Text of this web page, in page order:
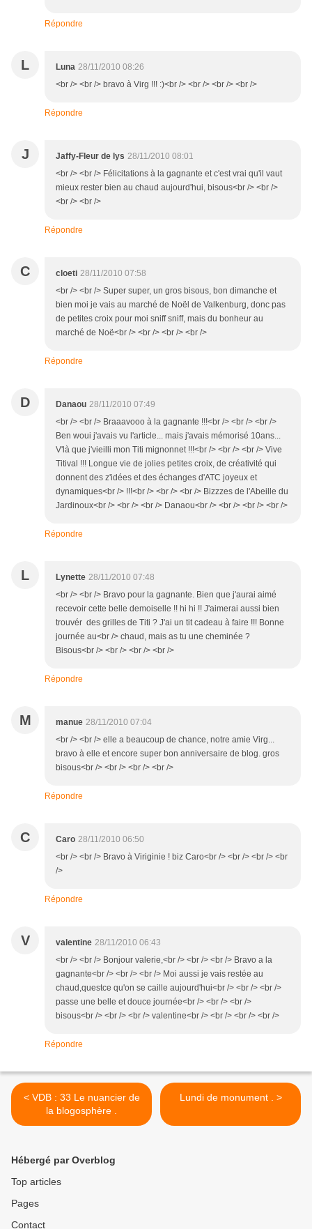
Répondre
L Luna 28/11/2010 08:26
<br /> <br /> bravo à Virg !!! :)<br /> <br /> <br /> <br />
Répondre
J Jaffy-Fleur de lys 28/11/2010 08:01
<br /> <br /> Félicitations à la gagnante et c'est vrai qu'il vaut
mieux rester bien au chaud aujourd'hui, bisous<br /> <br />
<br /> <br />
Répondre
C cloeti 28/11/2010 07:58
<br /> <br /> Super super, un gros bisous, bon dimanche et
bien moi je vais au marché de Noël de Valkenburg, donc pas
de petites croix pour moi sniff sniff, mais du bonheur au
marché de Noë<br /> <br /> <br /> <br />
Répondre
D Danaou 28/11/2010 07:49
<br /> <br /> Braaavooo à la gagnante !!!<br /> <br /> <br />
Ben woui j'avais vu l'article... mais j'avais mémorisé 10ans...
V'là que j'vieilli mon Titi mignonnet !!!<br /> <br /> <br /> Vive
Titival !!! Longue vie de jolies petites croix, de créativité qui
donnent des z'idées et des échanges d'ATC joyeux et
dynamiques<br /> !!!<br /> <br /> <br /> Bizzzes de l'Abeille du
Jardinoux<br /> <br /> <br /> Danaou<br /> <br /> <br /> <br />
Répondre
L Lynette 28/11/2010 07:48
<br /> <br /> Bravo pour la gagnante. Bien que j'aurai aimé
recevoir cette belle demoiselle !! hi hi !! J'aimerai aussi bien
trouvér des grilles de Titi ? J'ai un tit cadeau à faire !!! Bonne
journée au<br /> chaud, mais as tu une cheminée ?
Bisous<br /> <br /> <br /> <br />
Répondre
M manue 28/11/2010 07:04
<br /> <br /> elle a beaucoup de chance, notre amie Virg...
bravo à elle et encore super bon anniversaire de blog. gros
bisous<br /> <br /> <br /> <br />
Répondre
C Caro 28/11/2010 06:50
<br /> <br /> Bravo à Viriginie ! biz Caro<br /> <br /> <br /> <br
/>
Répondre
V valentine 28/11/2010 06:43
<br /> <br /> Bonjour valerie,<br /> <br /> <br /> Bravo a la
gagnante<br /> <br /> <br /> Moi aussi je vais restée au
chaud,questce qu'on se caille aujourd'hui<br /> <br /> <br />
passe une belle et douce journée<br /> <br /> <br />
bisous<br /> <br /> <br /> valentine<br /> <br /> <br /> <br />
Répondre
< VDB : 33 Le nuancier de
la blogosphère .
Lundi de monument . >
Hébergé par Overblog
Top articles
Pages
Contact